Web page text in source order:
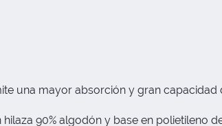
una mayor absorción y gran
90% algodón y base en polietileno